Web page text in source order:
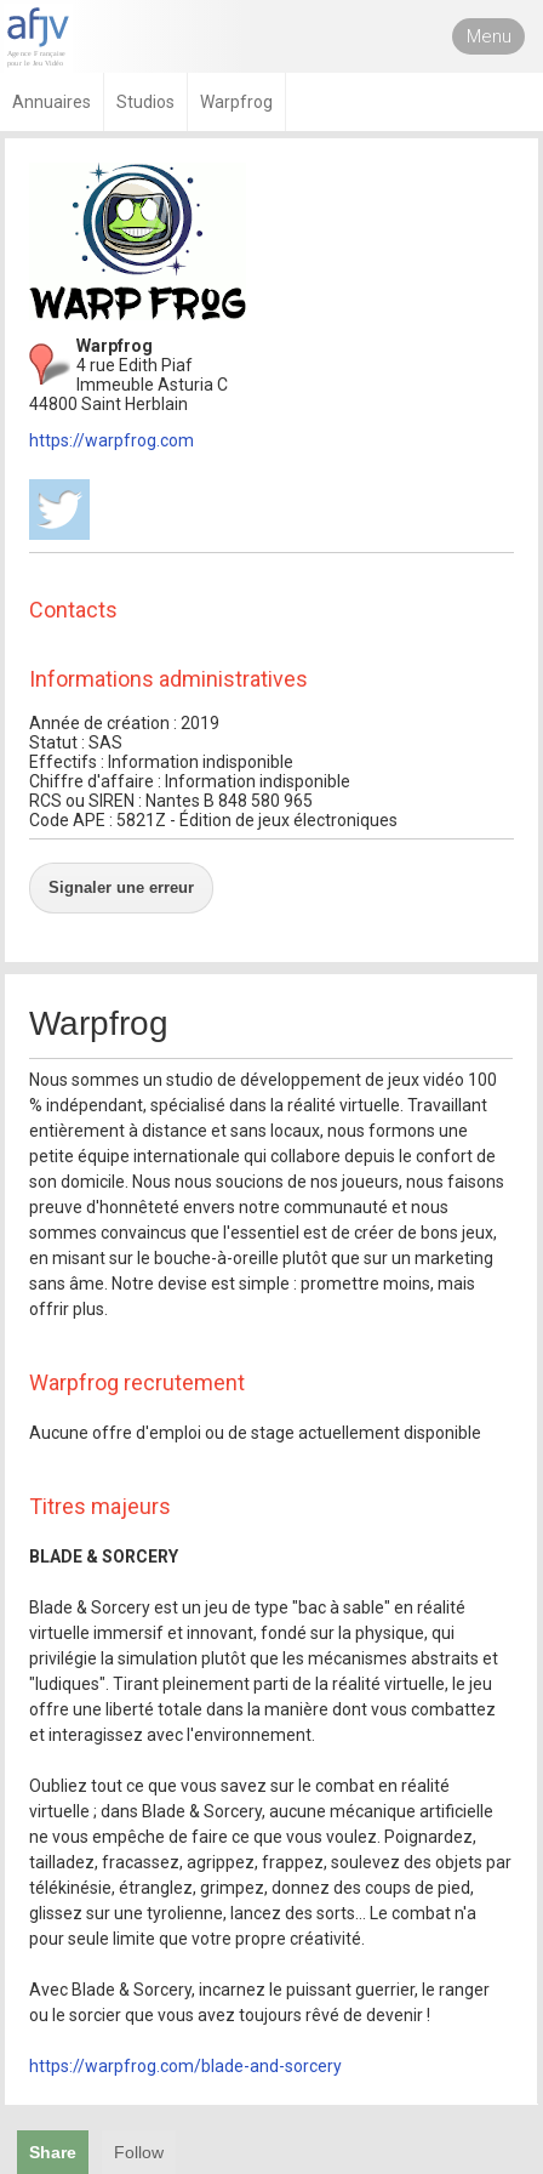
Menu
Annuaires Studios Warpfrog
Warpfrog
4 rue Edith Piaf
Immeuble Asturia C
44800 Saint Herblain
https://warpfrog.com
Contacts
Informations administratives
Année de création : 2019
Statut : SAS
Effectifs : Information indisponible
Chiffre d'affaire : Information indisponible
RCS ou SIREN : Nantes B 848 580 965
Code APE : 5821Z - Édition de jeux électroniques
Signaler une erreur
Warpfrog
Nous sommes un studio de développement de jeux vidéo 100
% indépendant, spécialisé dans la réalité virtuelle. Travaillant
entièrement à distance et sans locaux, nous formons une
petite équipe internationale qui collabore depuis le confort de
son domicile. Nous nous soucions de nos joueurs, nous faisons
preuve d'honnêteté envers notre communauté et nous
sommes convaincus que l'essentiel est de créer de bons jeux,
en misant sur le bouche-à-oreille plutôt que sur un marketing
sans âme. Notre devise est simple : promettre moins, mais
offrir plus.
Warpfrog recrutement
Aucune offre d'emploi ou de stage actuellement disponible
Titres majeurs
BLADE & SORCERY
Blade & Sorcery est un jeu de type "bac à sable" en réalité
virtuelle immersif et innovant, fondé sur la physique, qui
privilégie la simulation plutôt que les mécanismes abstraits et
"ludiques". Tirant pleinement parti de la réalité virtuelle, le jeu
offre une liberté totale dans la manière dont vous combattez
et interagissez avec l'environnement.
Oubliez tout ce que vous savez sur le combat en réalité
virtuelle ; dans Blade & Sorcery, aucune mécanique artificielle
ne vous empêche de faire ce que vous voulez. Poignardez,
tailladez, fracassez, agrippez, frappez, soulevez des objets par
télékinésie, étranglez, grimpez, donnez des coups de pied,
glissez sur une tyrolienne, lancez des sorts… Le combat n'a
pour seule limite que votre propre créativité.
Avec Blade & Sorcery, incarnez le puissant guerrier, le ranger
ou le sorcier que vous avez toujours rêvé de devenir !
https://warpfrog.com/blade-and-sorcery
Share Follow